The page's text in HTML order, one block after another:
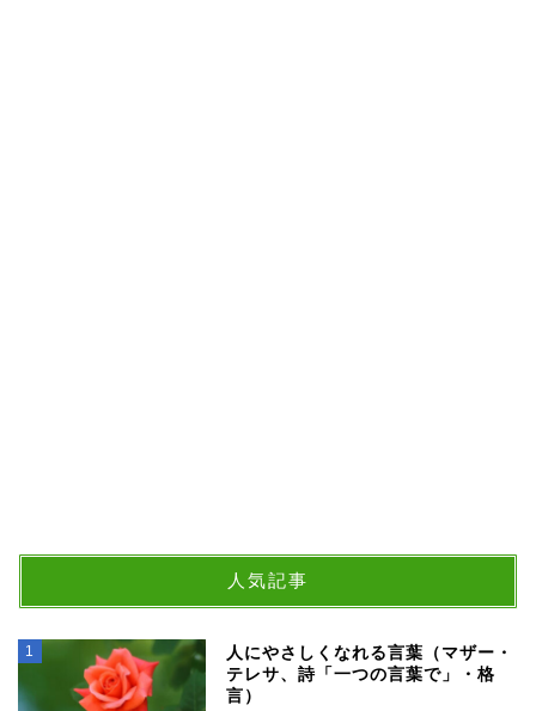
人気記事
1
人にやさしくなれる言葉（マザー・
テレサ、詩「一つの言葉で」・格
言）